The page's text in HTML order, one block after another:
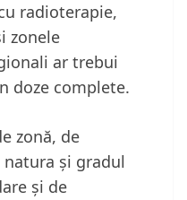
radioterapie,
zonele
ar trebui
doze complete.
zonă, de
și gradul
și de